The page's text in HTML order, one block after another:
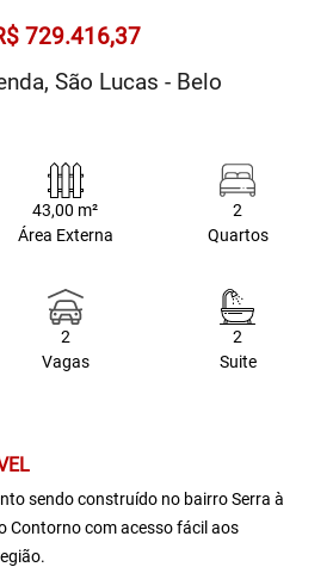
729.416,37
São Lucas - Belo
43,00 m²
Área Externa
2
Quartos
2
Vagas
2
Suite
sendo construído no bairro Serra à
Contorno com acesso fácil aos